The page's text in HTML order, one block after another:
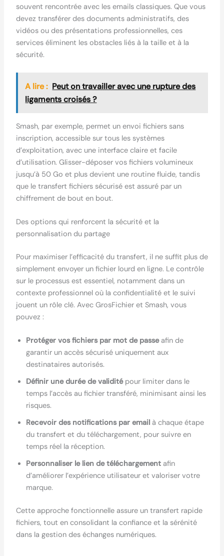
souvent rencontrée avec les emails classiques. Que vous
devez transférer des documents administratifs, des
vidéos ou des présentations professionnelles, ces
services éliminent les obstacles liés à la taille et à la
sécurité.
A lire : Peut on travailler avec une rupture des
ligaments croisés ?
Smash, par exemple, permet un envoi fichiers sans
inscription, accessible sur tous les systèmes
d’exploitation, avec une interface claire et facile
d’utilisation. Glisser-déposer vos fichiers volumineux
jusqu’à 50 Go et plus devient une routine fluide, tandis
que le transfert fichiers sécurisé est assuré par un
chiffrement de bout en bout.
Des options qui renforcent la sécurité et la
personnalisation du partage
Pour maximiser l’efficacité du transfert, il ne suffit plus de
simplement envoyer un fichier lourd en ligne. Le contrôle
sur le processus est essentiel, notamment dans un
contexte professionnel où la confidentialité et le suivi
jouent un rôle clé. Avec GrosFichier et Smash, vous
pouvez :
Protéger vos fichiers par mot de passeafin de
garantir un accès sécurisé uniquement aux
destinataires autorisés.
Définir une durée de validitépour limiter dans le
temps l’accès au fichier transféré, minimisant ainsi les
risques.
Recevoir des notifications par emailà chaque étape
du transfert et du téléchargement, pour suivre en
temps réel la réception.
Personnaliser le lien de téléchargementafin
d’améliorer l’expérience utilisateur et valoriser votre
marque.
Cette approche fonctionnelle assure un transfert rapide
fichiers, tout en consolidant la confiance et la sérénité
dans la gestion des échanges numériques.